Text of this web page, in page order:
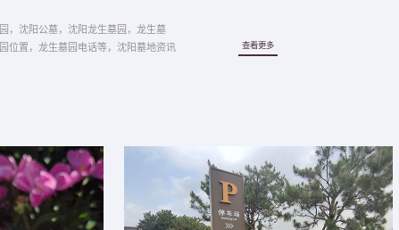
，沈阳公墓，沈阳龙生墓园，龙生墓
位置，龙生墓园电话等，沈阳墓地资讯
查看更多